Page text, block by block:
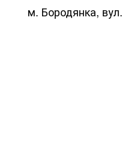
м. Бородянка,